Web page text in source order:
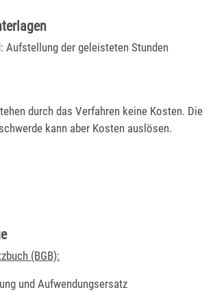
Aufstellung der geleisteten Stunden
durch das Verfahren keine Kosten. Die
kann aber Kosten auslösen.
(BGB):
und Aufwendungsersatz